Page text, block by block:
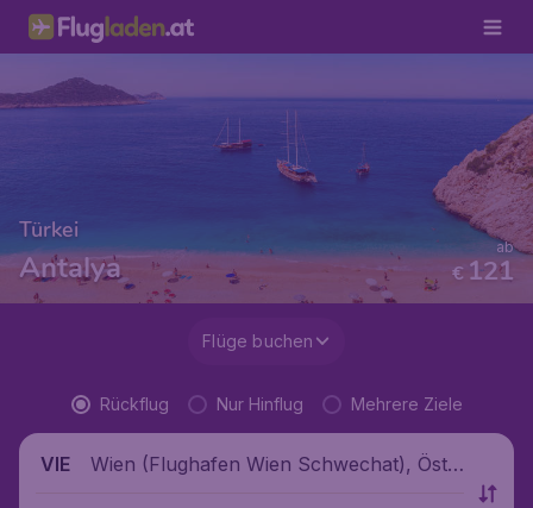
Türkei
Antalya € 121
ab
Flüge buchen
Rückflug Nur Hinflug Mehrere Ziele
VIE
Wien (Flughafen Wien Schwechat), Öste